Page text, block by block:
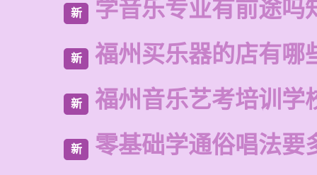
新 学音乐专业有前途吗
新 福州买乐器的店有哪
新 福州音乐艺考培训学
新 零基础学通俗唱法要